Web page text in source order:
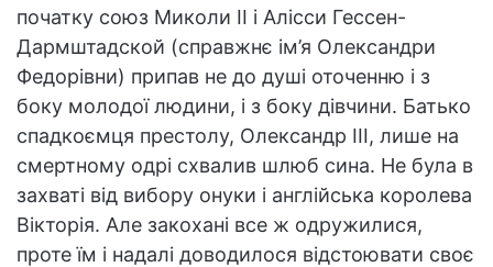
початку союз Миколи II і Алісси Гессен-
Дармштадской (справжнє ім’я Олександри
Федорівни) припав не до душі оточенню і з
боку молодої людини, і з боку дівчини. Батько
спадкоємця престолу, Олександр III, лише на
смертному одрі схвалив шлюб сина. Не була в
захваті від вибору онуки і англійська королева
Вікторія. Але закохані все ж одружилися,
проте їм і надалі доводилося відстоювати своє